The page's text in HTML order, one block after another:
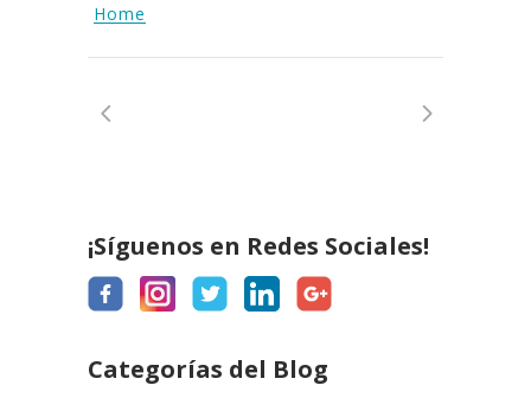
Home
¡Síguenos en Redes Sociales!
Categorías del Blog